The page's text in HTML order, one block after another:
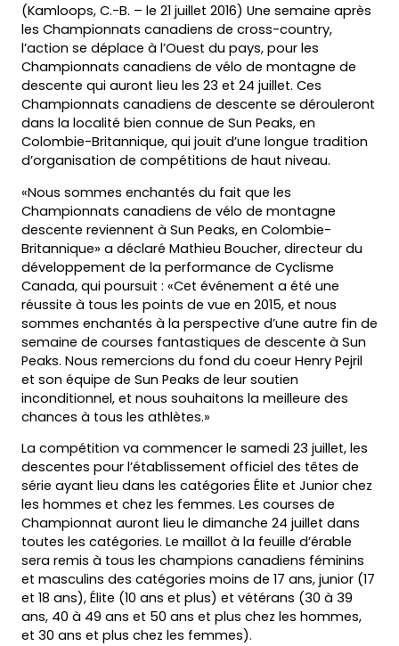
(Kamloops, C.-B. – le 21 juillet 2016) Une semaine après
les Championnats canadiens de cross-country,
l’action se déplace à l’Ouest du pays, pour les
Championnats canadiens de vélo de montagne de
descente qui auront lieu les 23 et 24 juillet. Ces
Championnats canadiens de descente se dérouleront
dans la localité bien connue de Sun Peaks, en
Colombie-Britannique, qui jouit d’une longue tradition
d’organisation de compétitions de haut niveau.
«Nous sommes enchantés du fait que les
Championnats canadiens de vélo de montagne
descente reviennent à Sun Peaks, en Colombie-
Britannique» a déclaré Mathieu Boucher, directeur du
développement de la performance de Cyclisme
Canada, qui poursuit : «Cet événement a été une
réussite à tous les points de vue en 2015, et nous
sommes enchantés à la perspective d’une autre fin de
semaine de courses fantastiques de descente à Sun
Peaks. Nous remercions du fond du coeur Henry Pejril
et son équipe de Sun Peaks de leur soutien
inconditionnel, et nous souhaitons la meilleure des
chances à tous les athlètes.»
La compétition va commencer le samedi 23 juillet, les
descentes pour l’établissement officiel des têtes de
série ayant lieu dans les catégories Élite et Junior chez
les hommes et chez les femmes. Les courses de
Championnat auront lieu le dimanche 24 juillet dans
toutes les catégories. Le maillot à la feuille d’érable
sera remis à tous les champions canadiens féminins
et masculins des catégories moins de 17 ans, junior (17
et 18 ans), Élite (10 ans et plus) et vétérans (30 à 39
ans, 40 à 49 ans et 50 ans et plus chez les hommes,
et 30 ans et plus chez les femmes).